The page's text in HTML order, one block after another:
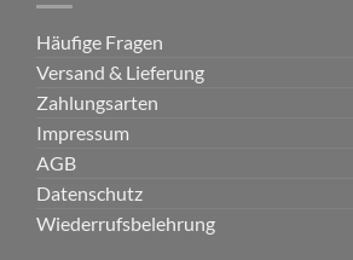
Häufige Fragen
Versand & Lieferung
Zahlungsarten
Impressum
AGB
Datenschutz
Wiederrufsbelehrung